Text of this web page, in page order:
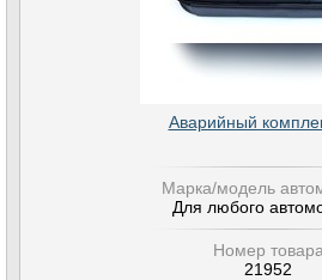
Аварийный
Марка/модель
Для любого
Номер товара
21952